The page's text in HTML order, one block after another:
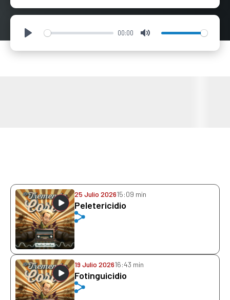
Play 00:00 Mute
25 Julio 202615:09 min
Peletericidio
19 Julio 202616:43 min
Fotinguicidio